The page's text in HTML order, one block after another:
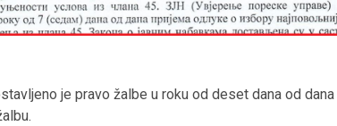
je pravo žalbe u roku od deset dana od